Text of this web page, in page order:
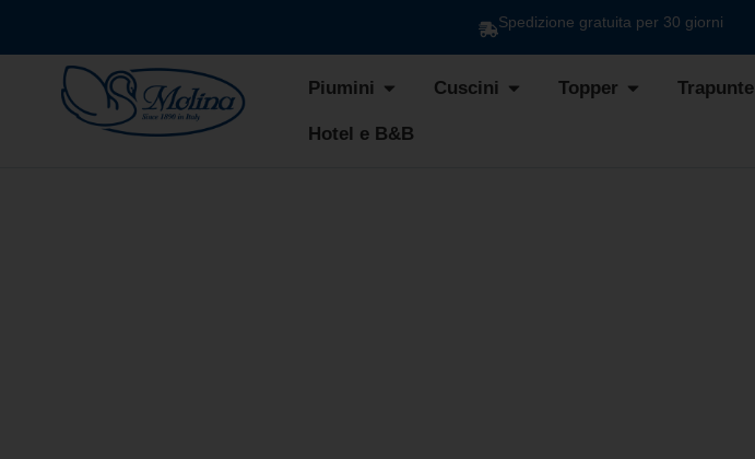
Spedizione gratuita per 30 giorni
Piumini Cuscini Topper Trapunte
Hotel e B&B